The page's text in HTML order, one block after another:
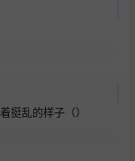
挺乱的样子（）